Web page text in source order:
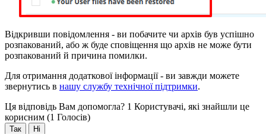
Відкривши повідомлення - ви побачите чи архів був успішно
розпакований, або ж буде сповіщення що архів не може бути
розпакований й причина помилки.
Для отримання додаткової інформації - ви завжди можете
звернутись в нашу службу технічної підтримки.
Ця відповідь Вам допомогла? 1 Користувачі, які знайшли це
корисним (1 Голосів)
Так Ні